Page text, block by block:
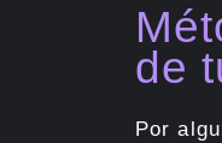
de
Por